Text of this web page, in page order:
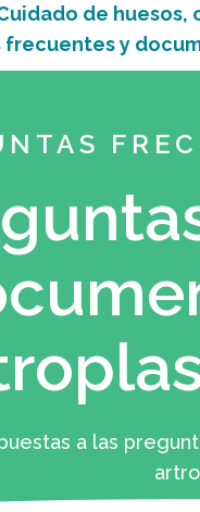
de
frecuentes y
a las